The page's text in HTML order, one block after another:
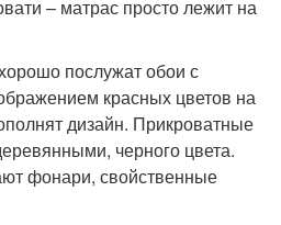
– матрас просто лежит на
послужат обои с
красных цветов на
дизайн. Прикроватные
черного цвета.
фонари, свойственные